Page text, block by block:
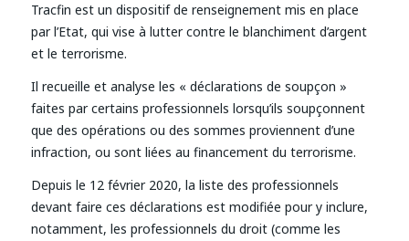
Tracfin est un dispositif de renseignement mis en place
par l’Etat, qui vise à lutter contre le blanchiment d’argent
et le terrorisme.
Il recueille et analyse les « déclarations de soupçon »
faites par certains professionnels lorsqu’ils soupçonnent
que des opérations ou des sommes proviennent d’une
infraction, ou sont liées au financement du terrorisme.
Depuis le 12 février 2020, la liste des professionnels
devant faire ces déclarations est modifiée pour y inclure,
notamment, les professionnels du droit (comme les